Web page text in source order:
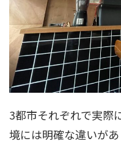
3都市それぞれで実際
境には明確な違いがあ